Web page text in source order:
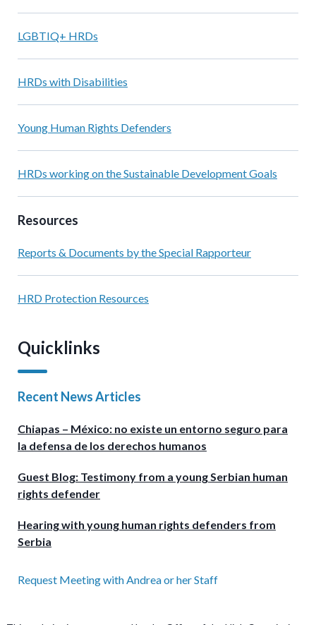
LGBTIQ+ HRDs
HRDs with Disabilities
Young Human Rights Defenders
HRDs working on the Sustainable Development Goals
Resources
Reports & Documents by the Special Rapporteur
HRD Protection Resources
Quicklinks
Recent News Articles
Chiapas – México: no existe un entorno seguro para
la defensa de los derechos humanos
Guest Blog: Testimony from a young Serbian human
rights defender
Hearing with young human rights defenders from
Serbia
Request Meeting with Andrea or her Staff